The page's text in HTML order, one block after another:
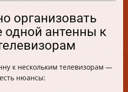
организовать
одной антенны к
к нескольким телевизорам —
нюансы: